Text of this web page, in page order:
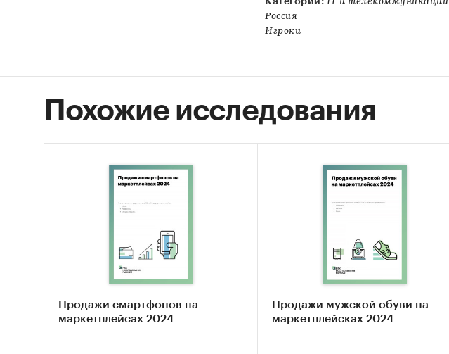
Россия
Игроки
Похожие исследования
Продажи смартфонов на
маркетплейсах 2024
Продажи мужской обуви на
маркетплейсках 2024